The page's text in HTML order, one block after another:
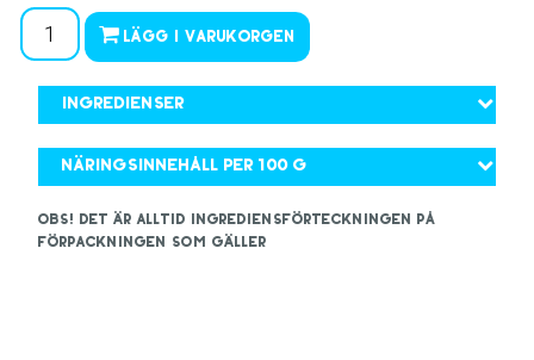
Lägg i varukorgen
Ingredienser
Näringsinnehåll per 100 g
OBS! Det är alltid ingrediensförteckningen på
förpackningen som gäller